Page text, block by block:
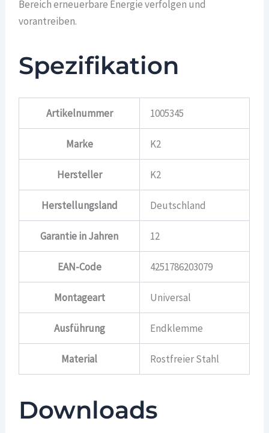
Bereich erneuerbare Energie verfolgen und
vorantreiben.
Spezifikation
Artikelnummer 1005345
Marke K2
Hersteller K2
Herstellungsland Deutschland
Garantie in Jahren 12
EAN-Code 4251786203079
Montageart Universal
Ausführung Endklemme
Material Rostfreier Stahl
Downloads